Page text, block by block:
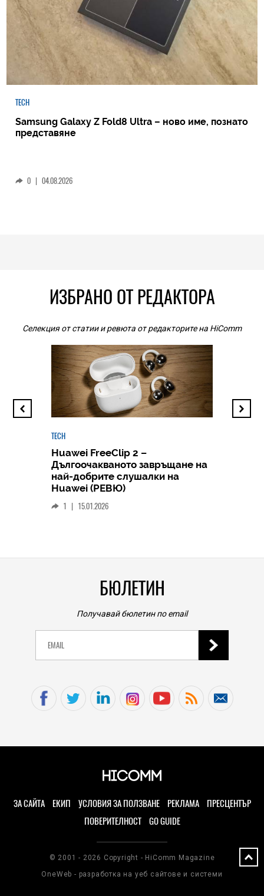
TECH
Samsung Galaxy Z Fold8 Ultra – ново име, познато
представяне
0 | 04.08.2026
ИЗБРАНО ОТ РЕДАКТОРА
Селекция от статии и ревюта от редакторите на HiComm
TECH
Huawei FreeClip 2 –
Дългоочакваното завръщане на
най-добрите слушалки на
Huawei (РЕВЮ)
1 | 15.01.2026
БЮЛЕТИН
Получавай бюлетин по email
ЗА САЙТА ЕКИП УСЛОВИЯ ЗА ПОЛЗВАНЕ РЕКЛАМА
ПРЕСЦЕНТЪР
ПОВЕРИТЕЛНОСТ
GO GUIDE
© 2001 - 2026 Copyright - HiComm Magazine
OneWeb - разработка на уеб сайтове и системи